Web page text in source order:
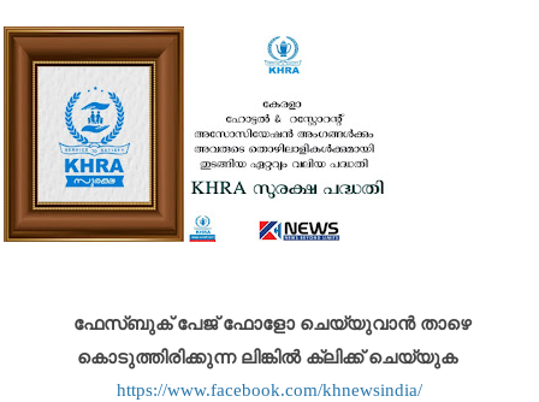
ഫേസ്ബുക് പേജ് ഫോളോ ചെയ്യുവാൻ താഴെ
കൊടുത്തിരിക്കുന്ന ലിങ്കിൽ ക്ലിക്ക് ചെയ്യുക
https://www.facebook.com/khnewsindia/